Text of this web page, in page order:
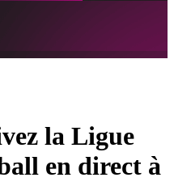
la Ligue
en direct à